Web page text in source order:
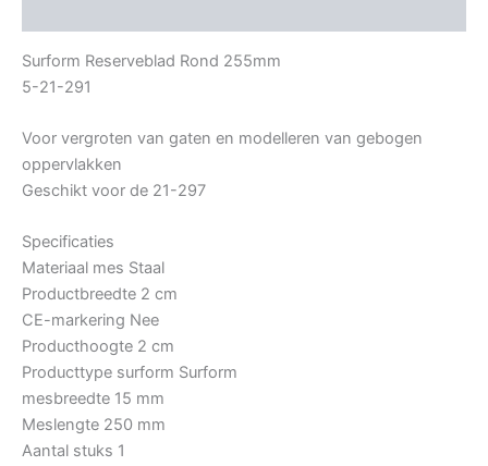
Surform Reserveblad Rond 255mm
5-21-291
Voor vergroten van gaten en modelleren van gebogen
oppervlakken
Geschikt voor de 21-297
Specificaties
Materiaal mes Staal
Productbreedte 2 cm
CE-markering Nee
Producthoogte 2 cm
Producttype surform Surform
mesbreedte 15 mm
Meslengte 250 mm
Aantal stuks 1